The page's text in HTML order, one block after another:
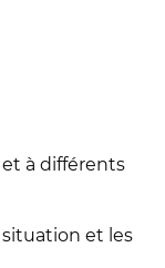
et à différents
et les